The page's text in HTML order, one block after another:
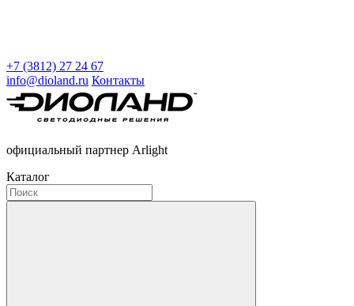
+7 (3812) 27 24 67
info@dioland.ru Контакты
официальный партнер Arlight
Каталог